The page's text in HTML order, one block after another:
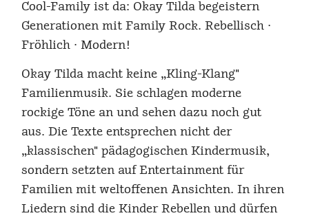
Cool-Family ist da: Okay Tilda begeistern
Generationen mit Family Rock. Rebellisch ·
Fröhlich · Modern!
Okay Tilda macht keine „Kling-Klang"
Familienmusik. Sie schlagen moderne
rockige Töne an und sehen dazu noch gut
aus. Die Texte entsprechen nicht der
„klassischen" pädagogischen Kindermusik,
sondern setzten auf Entertainment für
Familien mit weltoffenen Ansichten. In ihren
Liedern sind die Kinder Rebellen und dürfen